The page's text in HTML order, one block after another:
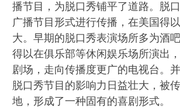
播节目，为脱口秀铺平了道路。脱
广播节目形式进行传播，在美国得
大。早期的脱口秀表演场所多为酒
得以在俱乐部等休闲娱乐场所演出
剧场，走向传播度更广的电视台。
脱口秀节目的影响力日益壮大，被
地，形成了一种固有的喜剧形式。